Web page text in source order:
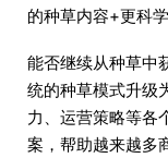
的种草内容+更科
能否继续从种草中
统的种草模式升级
力、运营策略等各
案，帮助越来越多